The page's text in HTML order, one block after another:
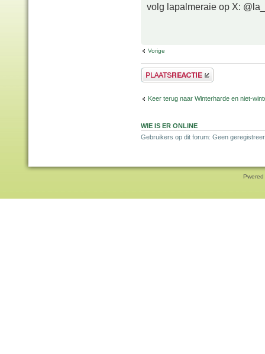
volg lapalmeraie op X:
Vorige
Plaats een reactie
Keer terug naar Winterharde en niet-
WIE IS ER ONLINE
Gebruikers op dit forum: Geen